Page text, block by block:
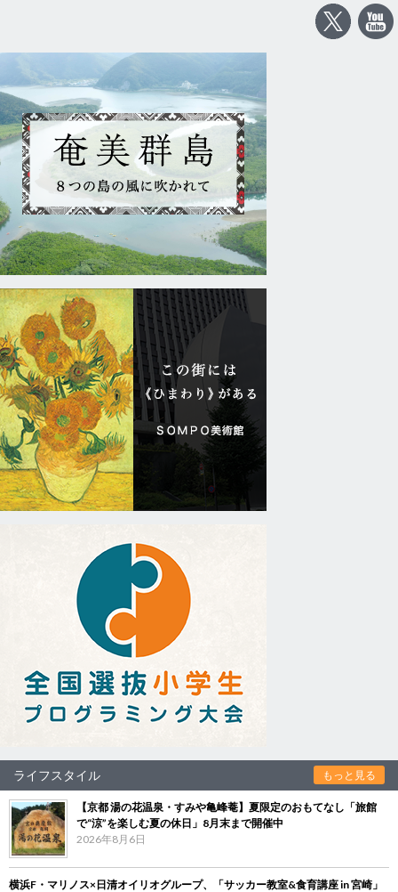
ライフスタイル もっと見る
【京都 湯の花温泉・すみや亀峰菴】夏限定のおもてなし「旅館
で“涼”を楽しむ夏の休日」8月末まで開催中
2026年8月6日
横浜F・マリノス×日清オイリオグループ、「サッカー教室&食育講座 in 宮崎」